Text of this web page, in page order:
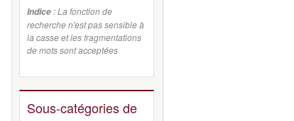
Indice : La fonction de
recherche n'est pas sensible à
la casse et les fragmentations
de mots sont acceptées
Sous-catégories de